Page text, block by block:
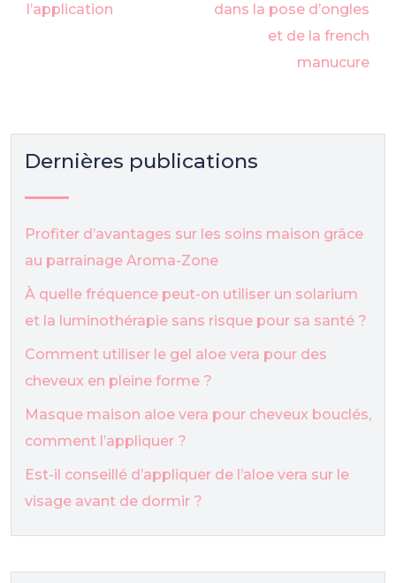
l’application
dans la pose d’ongles
et de la french
manucure
Dernières publications
Profiter d’avantages sur les soins maison grâce
au parrainage Aroma-Zone
À quelle fréquence peut-on utiliser un solarium
et la luminothérapie sans risque pour sa santé ?
Comment utiliser le gel aloe vera pour des
cheveux en pleine forme ?
Masque maison aloe vera pour cheveux bouclés,
comment l’appliquer ?
Est-il conseillé d’appliquer de l’aloe vera sur le
visage avant de dormir ?